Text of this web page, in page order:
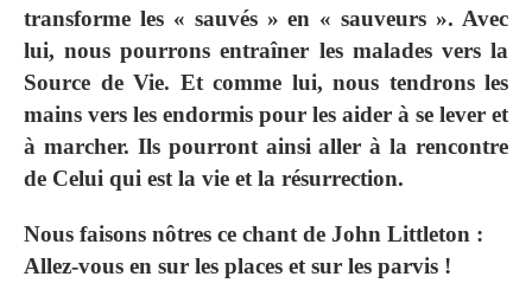
transforme les « sauvés » en « sauveurs ». Avec
lui, nous pourrons entraîner les malades vers la
Source de Vie. Et comme lui, nous tendrons les
mains vers les endormis pour les aider à se lever et
à marcher. Ils pourront ainsi aller à la rencontre
de Celui qui est la vie et la résurrection.
Nous faisons nôtres ce chant de John Littleton :
Allez-vous en sur les places et sur les parvis !